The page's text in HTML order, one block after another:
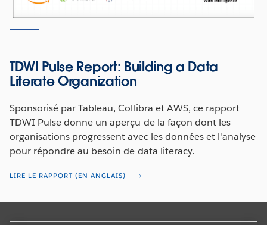
évolutivité accrue et d'une grande disponibilité.
REGARDER MAINTENANT
TDWI Pulse Report: Building a Data
Literate Organization
Sponsorisé par Tableau, Collibra et AWS, ce rapport
TDWI Pulse donne un aperçu de la façon dont les
organisations progressent avec les données et l'analyse
pour répondre au besoin de data literacy.
LIRE LE RAPPORT (EN ANGLAIS)